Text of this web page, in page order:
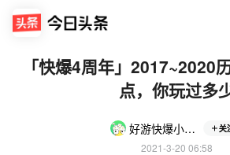
「快爆4周年」2017~2020
点，你玩过多
好游快爆小爆哥 关
2021-3-20 06:58